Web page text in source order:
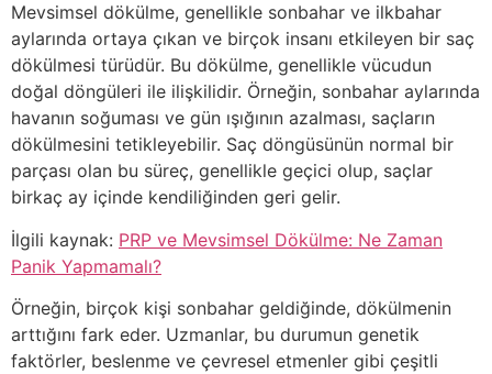
Mevsimsel dökülme, genellikle sonbahar ve ilkbahar
aylarında ortaya çıkan ve birçok insanı etkileyen bir saç
dökülmesi türüdür. Bu dökülme, genellikle vücudun
doğal döngüleri ile ilişkilidir. Örneğin, sonbahar aylarında
havanın soğuması ve gün ışığının azalması, saçların
dökülmesini tetikleyebilir. Saç döngüsünün normal bir
parçası olan bu süreç, genellikle geçici olup, saçlar
birkaç ay içinde kendiliğinden geri gelir.
İlgili kaynak: PRP ve Mevsimsel Dökülme: Ne Zaman
Panik Yapmamalı?
Örneğin, birçok kişi sonbahar geldiğinde, dökülmenin
arttığını fark eder. Uzmanlar, bu durumun genetik
faktörler, beslenme ve çevresel etmenler gibi çeşitli